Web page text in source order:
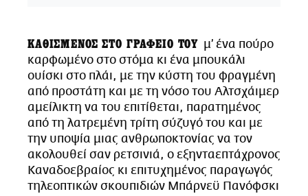
ΚΑΘΙΣΜΕΝΟΣ ΣΤΟ ΓΡΑΦΕΙΟ ΤΟΥ μ’ ένα πούρο
καρφωμένο στο στόμα κι ένα μπουκάλι
ουίσκι στο πλάι, με την κύστη του φραγμένη
από προστάτη και με τη νόσο του Αλτσχάιμερ
αμείλικτη να του επιτίθεται, παρατημένος
από τη λατρεμένη τρίτη σύζυγό του και με
την υποψία μιας ανθρωποκτονίας να τον
ακολουθεί σαν ρετσινιά, ο εξηνταεπτάχρονος
Καναδοεβραίος κι επιτυχημένος παραγωγός
τηλεοπτικών σκουπιδιών Μπάρνεϋ Πανόφσκι